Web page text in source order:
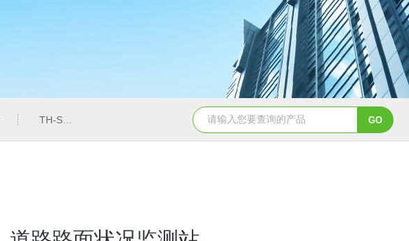
TH-SZZL水质总磷监测仪 TH-LD1雷电预警监测站 TH-GS6管式土